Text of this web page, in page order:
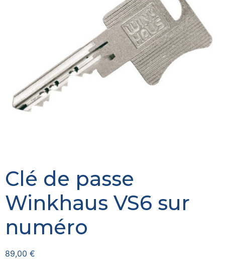
Clé de passe
Winkhaus VS6 sur
numéro
89,00 €